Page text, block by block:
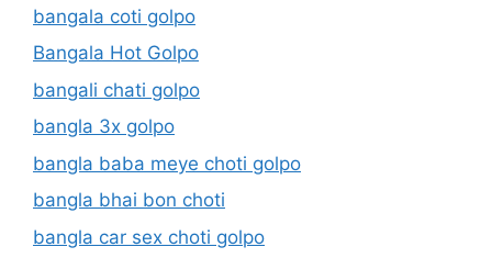
bangala coti golpo
Bangala Hot Golpo
bangali chati golpo
bangla 3x golpo
bangla baba meye choti golpo
bangla bhai bon choti
bangla car sex choti golpo